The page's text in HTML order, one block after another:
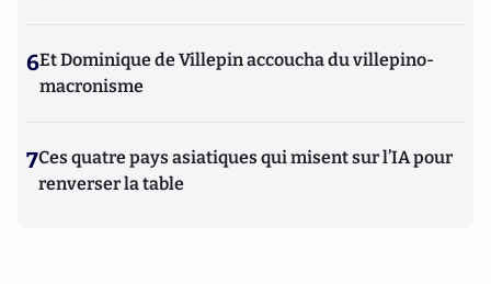
6Et Dominique de Villepin accoucha du villepino-
macronisme
7Ces quatre pays asiatiques qui misent sur l’IA pour
renverser la table